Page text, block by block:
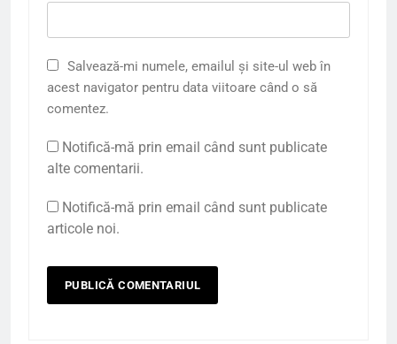
Salvează-mi numele, emailul și site-ul web în
acest navigator pentru data viitoare când o să
comentez.
Notifică-mă prin email când sunt publicate
alte comentarii.
Notifică-mă prin email când sunt publicate
articole noi.